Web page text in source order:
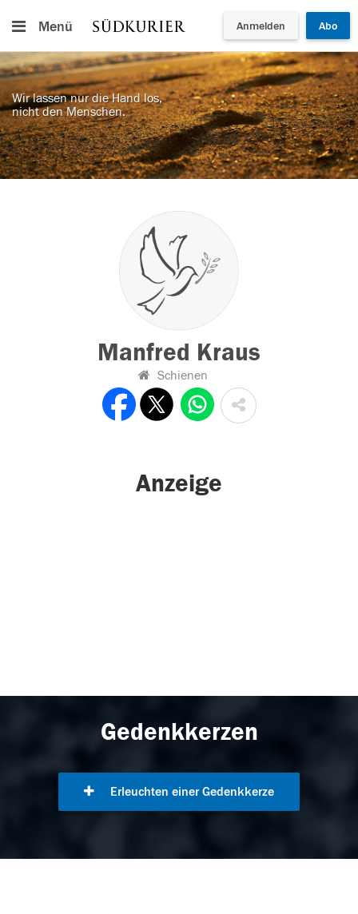
Menü Anmelden Abo
Wir lassen nur die Hand los,
nicht den Menschen.
Manfred Kraus
Schienen
Anzeige
Gedenkkerzen
Erleuchten einer Gedenkkerze